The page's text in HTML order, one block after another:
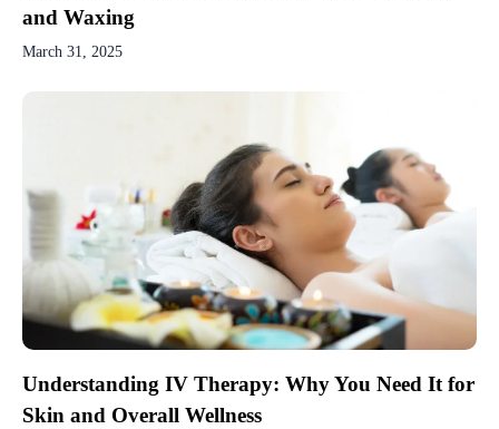
and Waxing
March 31, 2025
Understanding IV Therapy: Why You Need It for
Skin and Overall Wellness